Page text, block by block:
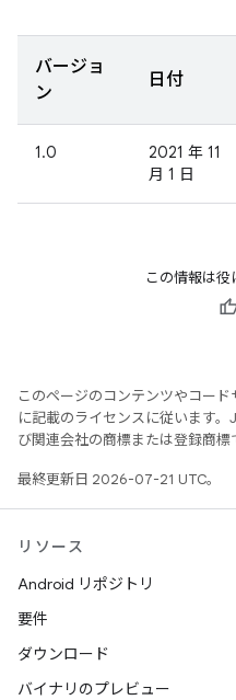
バージョ
ン
日付
1.0
2021 年 11
月 1 日
この情報は役
このページのコンテンツやコード
に記載のライセンスに従います
び関連会社の商標または登録商標
最終更新日 2026-07-21 UTC。
リソース
Android リポジトリ
要件
ダウンロード
バイナリのプレビュー